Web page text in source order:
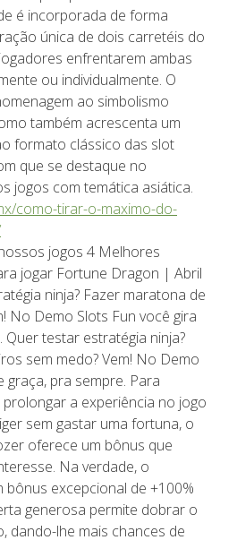
é incorporada de forma
única de dois carretéis do
enfrentarem ambas
ou individualmente. O
ao simbolismo
também acrescenta um
formato clássico das slot
que se destaque no
jogos com temática asiática.
como-tirar-o-maximo-do-
jogos 4 Melhores
jogar Fortune Dragon | Abril
ninja? Fazer maratona de
No Demo Slots Fun você gira
Quer testar estratégia ninja?
sem medo? Vem! No Demo
graça, pra sempre. Para
a experiência no jogo
sem gastar uma fortuna, o
oferece um bônus que
Na verdade, o
excepcional de +100%
generosa permite dobrar o
dando-lhe mais chances de